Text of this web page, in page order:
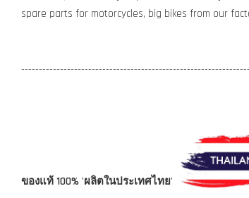
spare parts for motorcycles, big bikes from our
ของแท้ 100% 'ผลิตในประเทศไทย'